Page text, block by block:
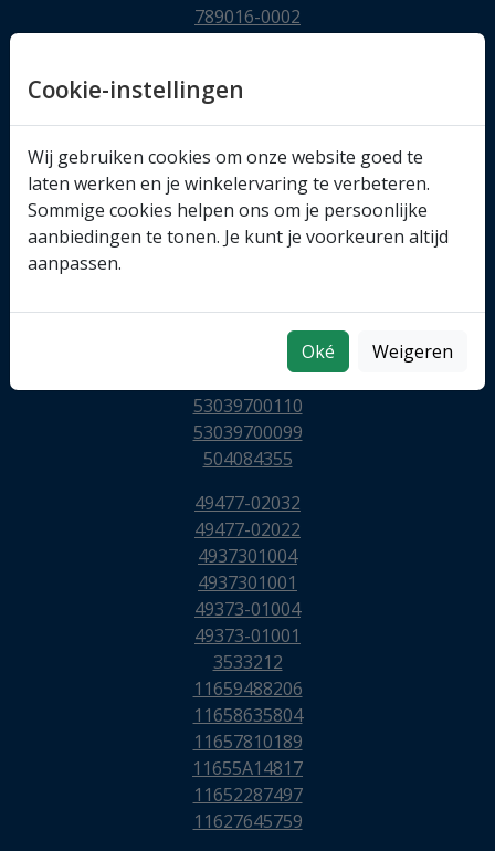
Cookie-instellingen
Wij gebruiken cookies om onze website goed te
laten werken en je winkelervaring te verbeteren.
Sommige cookies helpen ons om je persoonlijke
aanbiedingen te tonen. Je kunt je voorkeuren altijd
aanpassen.
Oké Weigeren
789016-0002
767378-0010
55355617
54399700071
53039900459
53039880248
53039700150
53039700121
53039700120
53039700110
53039700099
504084355
49477-02032
49477-02022
4937301004
4937301001
49373-01004
49373-01001
3533212
11659488206
11658635804
11657810189
11655A14817
11652287497
11627645759